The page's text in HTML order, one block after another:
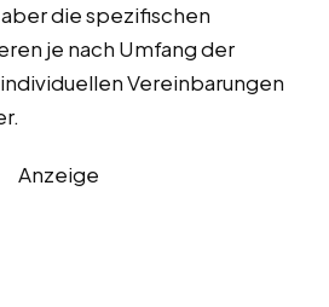
die spezifischen
je nach Umfang der
Vereinbarungen
Anzeige